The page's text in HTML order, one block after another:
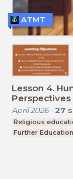
Lesson 4.
Perspectives
April 2026- 27
Religious
Further
ATMT